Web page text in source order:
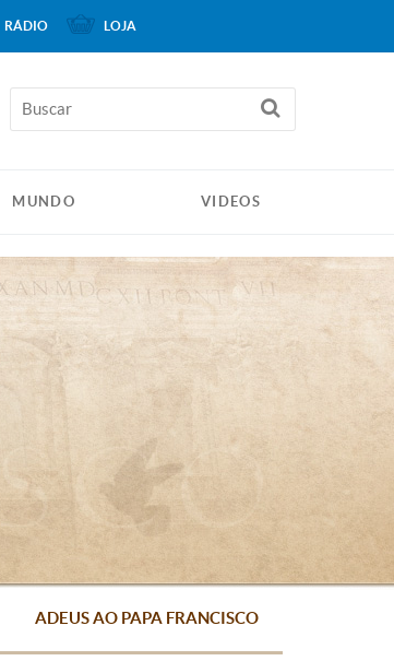
MUNDO VIDEOS
ADEUS AO PAPA FRANCISCO
RÁDIO LOJA